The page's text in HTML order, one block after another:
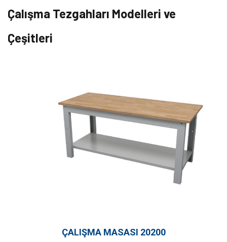
Çalışma Tezgahları Modelleri ve
Çeşitleri
ÇALIŞMA MASASI 20200